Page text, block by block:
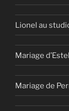
Lionel au
Mariage
Mariage de